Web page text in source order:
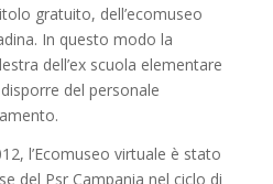
gratuito, dell’ecomuseo
In questo modo la
dell’ex scuola elementare
del personale
l’Ecomuseo virtuale è stato
del Psr Campania nel ciclo di